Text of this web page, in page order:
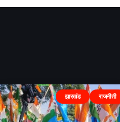
झारखंड राजनीती